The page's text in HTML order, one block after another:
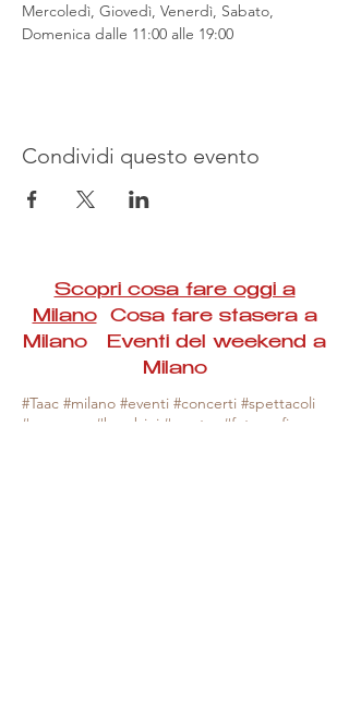
Mercoledì, Giovedì, Venerdì, Sabato,
Domenica dalle 11:00 alle 19:00
Condividi questo evento
Scopri cosa fare oggi a
MilanoCosa fare stasera a
Milano Eventi del weekend a
Milano
#Taac #milano #eventi #concerti #spettacoli
#rassegne #bambini #mostre #fotografia